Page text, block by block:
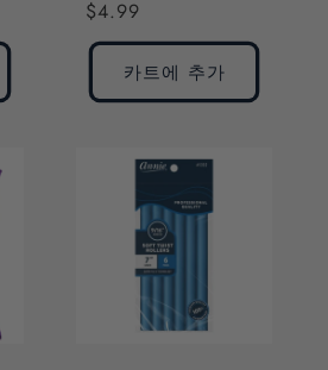
정
가
$4.99
카트에 추가